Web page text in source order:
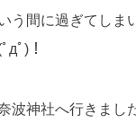
う間に過ぎてしま
дﾟ)！
波神社へ行きまし